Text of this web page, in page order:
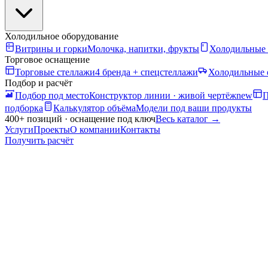
Холодильное оборудование
Витрины и горкиМолочка, напитки, фрукты
Торговое оснащение
Торговые стеллажи4 бренда + спецстеллажи Холодильные
Подбор и расчёт
Подбор под местоКонструктор линии · живой чертёжnew
подборка
Калькулятор объёмаМодели под ваши продукты
400+ позиций · оснащение под ключВесь каталог →
УслугиПроектыО компанииКонтакты
Получить расчёт